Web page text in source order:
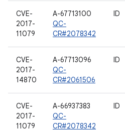
CVE-
2017-
11079
A-67713100
QC-
CR#2078342
ID
CVE-
2017-
14870
A-67713096
QC-
CR#2061506
ID
CVE-
2017-
11079
A-66937383
QC-
CR#2078342
ID